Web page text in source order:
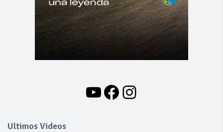
YouTube
Facebook
Instagram
Ultimos Videos